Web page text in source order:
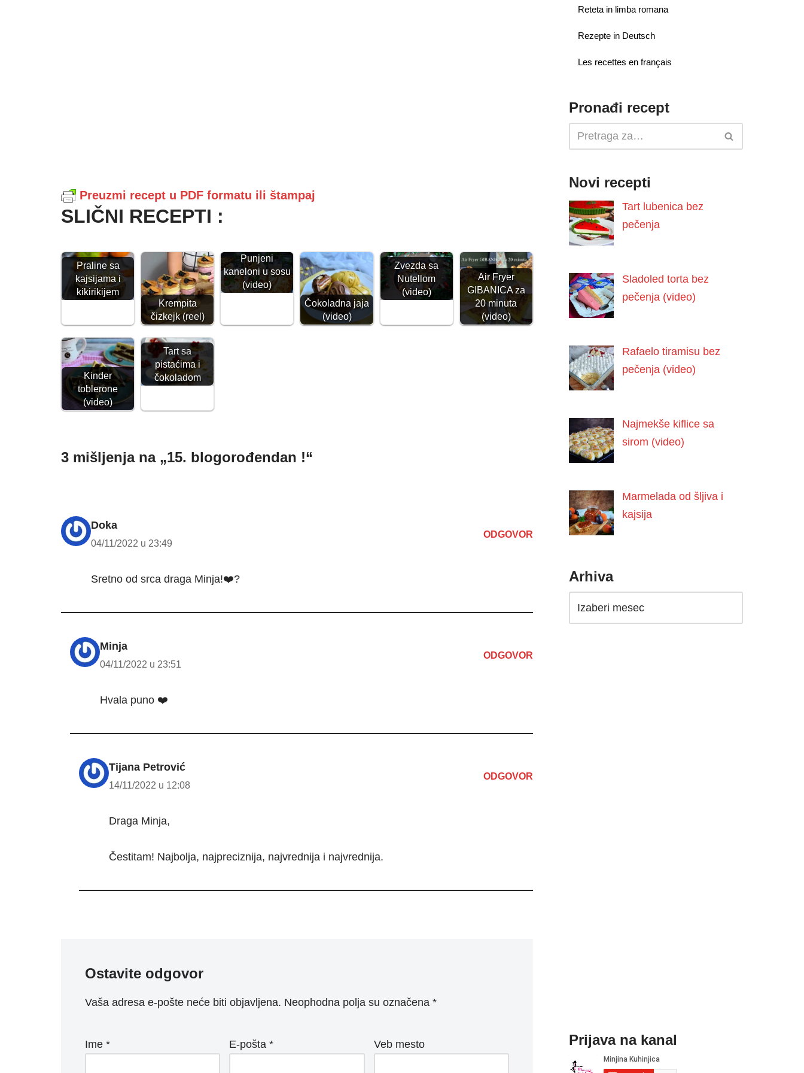
Preuzmi recept u PDF formatu ili štampaj
SLIČNI RECEPTI :
Praline sa
kajsijama i
kikirikijem
Krempita
čizkejk (reel)
Punjeni
kaneloni u sosu
(video)
Čokoladna jaja
(video)
Zvezda sa
Nutellom
(video)
Air Fryer
GIBANICA za
20 minuta
(video)
Kinder
toblerone
(video)
Tart sa
pistaćima i
čokoladom
3 mišljenja na „15. blogorođendan !“
Doka
04/11/2022 u 23:49
ODGOVOR
Sretno od srca draga Minja!❤️?
Minja
04/11/2022 u 23:51
ODGOVOR
Hvala puno ❤️
Tijana Petrović
14/11/2022 u 12:08
ODGOVOR
Draga Minja,
Čestitam! Najbolja, najpreciznija, najvrednija i najvrednija.
Ostavite odgovor
Vaša adresa e-pošte neće biti objavljena. Neophodna polja su označena *
Ime * E-pošta* Veb mesto
Reteta in limba romana
Rezepte in Deutsch
Les recettes en français
Pronađi recept
Novi recepti
Tart lubenica bez
pečenja
Sladoled torta bez
pečenja (video)
Rafaelo tiramisu bez
pečenja (video)
Najmekše kiflice sa
sirom (video)
Marmelada od šljiva i
kajsija
Arhiva
Prijava na kanal